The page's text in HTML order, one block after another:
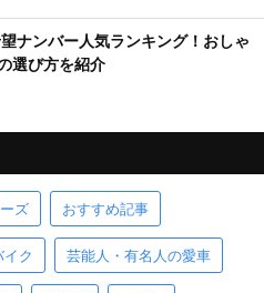
望ナンバー人気ランキング！おしゃ
選び方を紹介
ズ おすすめ記事
イク 芸能人・有名人の愛車